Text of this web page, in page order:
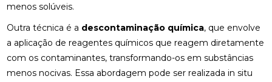
menos solúveis.
Outra técnica é a descontaminação química, que envolve
a aplicação de reagentes químicos que reagem diretamente
com os contaminantes, transformando-os em substâncias
menos nocivas. Essa abordagem pode ser realizada in situ